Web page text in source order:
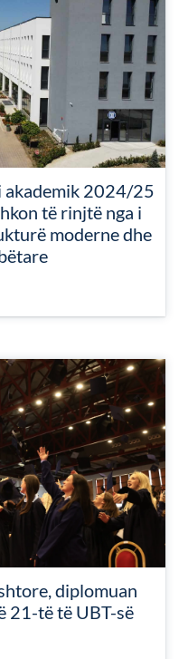
akademik 2024/25
të rinjtë nga i
moderne dhe
diplomuan
21-të të UBT-së